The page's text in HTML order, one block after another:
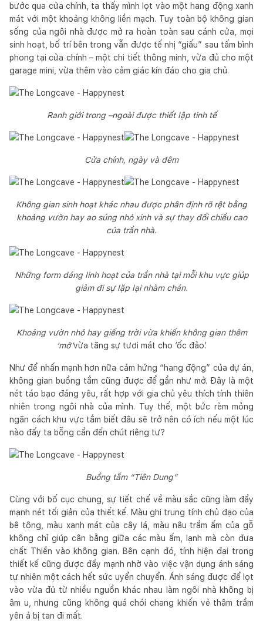
bước qua cửa chính, ta thấy mình lọt vào một hang động xanh
mát với một khoảng không liền mạch. Tuy toàn bộ không gian
sống của ngôi nhà được mở ra hoàn toàn sau cánh cửa, mọi
sinh hoạt, bố trí bên trong vẫn được tế nhị “giấu” sau tấm bình
phong tại cửa chính – một chi tiết thông minh, vừa đủ cho một
garage mini, vừa thêm vào cảm giác kín đáo cho gia chủ.
Ranh giới trong –ngoài được thiết lập tinh tế
Cửa chính, ngày và đêm
Không gian sinh hoạt khác nhau được phân định rõ rệt bằng
khoảng vườn hay ao súng nhỏ xinh và sự thay đổi chiều cao
của trần nhà.
Những form dáng linh hoạt của trần nhà tại mỗi khu vực giúp
giảm đi sự lặp lại nhàm chán.
Khoảng vườn nhỏ hay giếng trời vừa khiến không gian thêm
‘mở’vừa tăng sự tươi mát cho ‘ốc đảo’.
Như để nhấn mạnh hơn nữa cảm hứng “hang động” của dự án,
không gian buồng tắm cũng được để gần như mở. Đây là một
nét táo bạo đáng yêu, rất hợp với gia chủ yêu thích tính thiên
nhiên trong ngôi nhà của mình. Tuy thế, một bức rèm mỏng
ngăn cách khu vực tắm biết đâu sẽ trở nên có ích nếu một lúc
nào đấy ta bỗng cần đến chút riêng tư?
Buồng tắm “Tiên Dung”
Cùng với bố cục chung, sự tiết chế về màu sắc cũng làm đẩy
mạnh nét tối giản của thiết kế. Màu ghi trung tính chủ đạo của
bê tông, màu xanh mát của cây lá, màu nâu trầm ấm của gỗ
không chỉ giúp cân bằng giữa các màu ấm, lạnh mà còn đưa
chất Thiền vào không gian. Bên cạnh đó, tính hiện đại trong
thiết kế cũng được đẩy mạnh nhờ vào việc vận dụng ánh sáng
tự nhiên một cách hết sức uyển chuyển. Ánh sáng được để lọt
vào vừa đủ từ nhiều nguồn khác nhau làm ngôi nhà không bị
âm u, nhưng cũng không quá chói chang khiến vẻ thâm trầm
yên ả bị tan đi mất.